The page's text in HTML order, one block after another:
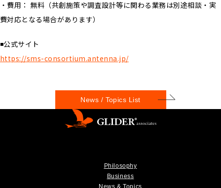
・費用： 無料（共創施策や調査設計等に関わる業務は別途相談・実
費対応となる場合があります）
◾️公式サイト
https://sms-consortium.antenna.jp/
News / Topics List
Philosophy
Business